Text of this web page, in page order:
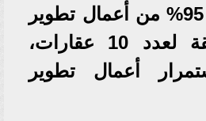
الانتهاء من نحو 95% من أعمال تطوير
واجهات المنطقة لعدد 10 عقارات،
أعمال تطوير